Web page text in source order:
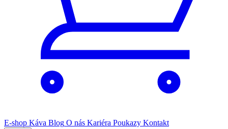
E-shop Káva Blog O nás Kariéra Poukazy Kontakt